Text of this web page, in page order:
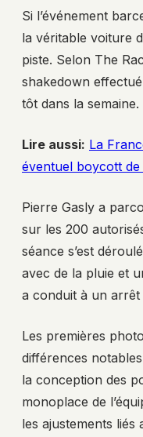
Si l’événement
la véritable voiture
piste. Selon The
shakedown
tôt dans la semaine.
Lire aussi: La
éventuel boycott
Pierre Gasly a
sur les 200
séance s’est
avec de la pluie et
a conduit à un arrêt
Les premières
différences
la conception des
monoplace de
les ajustements liés